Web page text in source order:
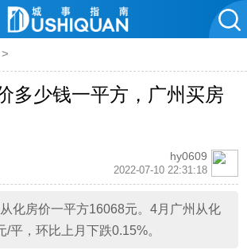
>
多少钱一平方，广州买房
hy0609
2022-07-10 22:31:18
化房价一平方16068元。4月广州从化
/平，环比上月下跌0.15%。